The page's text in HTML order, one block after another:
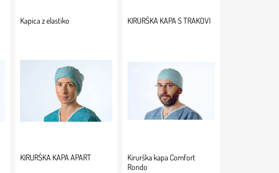
Kapica z elastiko KIRURŠKA KAPA S TRAKOVI
KIRURŠKA KAPA APART
Kirurška kapa Comfort
Rondo